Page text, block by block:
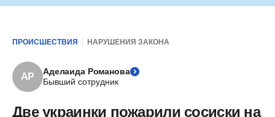
ПРОИСШЕСТВИЯ НАРУШЕНИЯ ЗАКОНА
АР
Аделаида Романова
Бывший сотрудник
Две украинки пожарили сосиски на